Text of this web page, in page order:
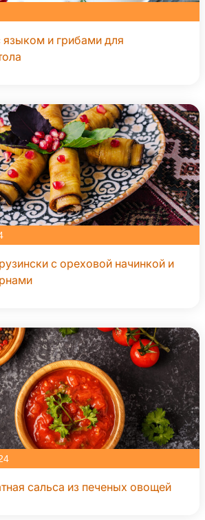
языком и грибами для
с ореховой начинкой и
сальса из печеных овощей